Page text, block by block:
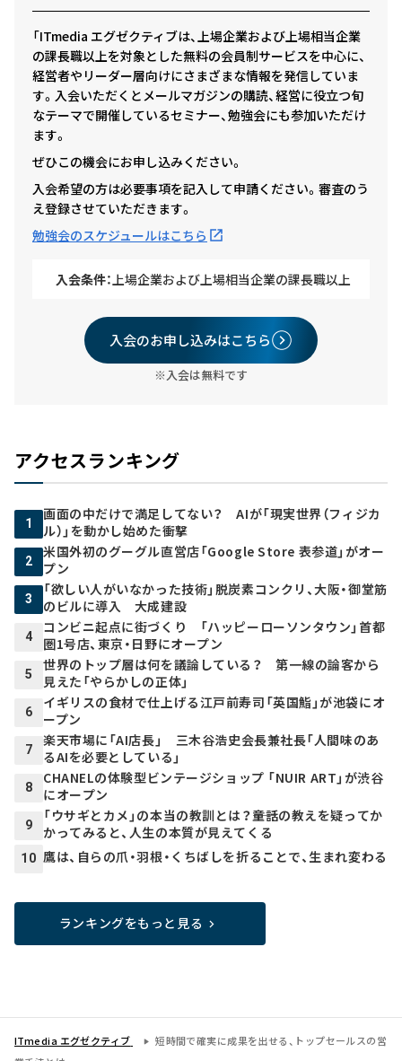
「ITmedia エグゼクティブは、上場企業および上場相当企業
の課長職以上を対象とした無料の会員制サービスを中心に、
経営者やリーダー層向けにさまざまな情報を発信していま
す。入会いただくとメールマガジンの購読、経営に役立つ旬
なテーマで開催しているセミナー、勉強会にも参加いただけ
ます。
ぜひこの機会にお申し込みください。
入会希望の方は必要事項を記入して申請ください。審査のう
え登録させていただきます。
勉強会のスケジュールはこちら
入会条件： 上場企業および上場相当企業の課長職以上
入会のお申し込みはこちら
※入会は無料です
アクセスランキング
1
画面の中だけで満足してない？ AIが「現実世界（フィジカ
ル）」を動かし始めた衝撃
2
米国外初のグーグル直営店「Google Store 表参道」がオー
プン
3
「欲しい人がいなかった技術」脱炭素コンクリ、大阪・御堂筋
のビルに導入 大成建設
4
コンビニ起点に街づくり 「ハッピーローソンタウン」首都
圏1号店、東京・日野にオープン
5
世界のトップ層は何を議論している？ 第一線の論客から
見えた「やらかしの正体」
6
イギリスの食材で仕上げる江戸前寿司「英国鮨」が池袋にオ
ープン
7
楽天市場に「AI店長」 三木谷浩史会長兼社長「人間味のあ
るAIを必要としている」
8
CHANELの体験型ビンテージショップ 「NUIR ART」が渋谷
にオープン
9
「ウサギとカメ」の本当の教訓とは？――童話の教えを疑ってか
かってみると、人生の本質が見えてくる
10 鷹は、自らの爪・羽根・くちばしを折ることで、生まれ変わる
ランキングをもっと見る
ITmedia エグゼクティブ
短時間で確実に成果を出せる、トップセールスの営